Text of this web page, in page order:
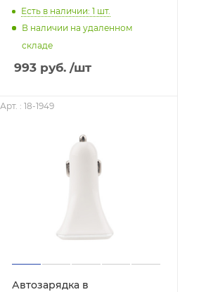
Есть в наличии: 1 шт.
В наличии на удаленном
складе
993 руб. /шт
Арт. : 18-1949
Автозарядка в